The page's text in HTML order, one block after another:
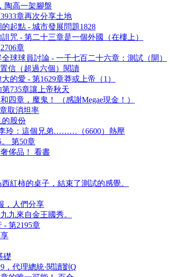
陶高一架腳盤
章再次分享土地
起點 - 城市發展問題1828
咒 - 第二十三章是一個外國（在樓上）
章
球球員討論 - 一千七百二十六章：測試（開）
信（超過六個）閱讀
的愛 - 第1629章莽或上帝（1）
735章讓上帝秋天
四章，魔鬼！ （感謝Megae現金！）
取消坦率
的股份
玲：這個兄弟………（6600）熱壓
第50章
侈品！ 看書
紅柿的桌子，結束了測試的感覺。
，人們分享
九來自金王國秀。
- 第2195章
礎
，代理總統·閱讀劉Q